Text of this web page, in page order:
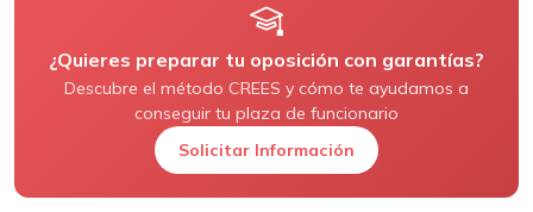
¿Quieres preparar tu oposición con garantías?
Descubre el método CREES y cómo te ayudamos a
conseguir tu plaza de funcionario
Solicitar Información